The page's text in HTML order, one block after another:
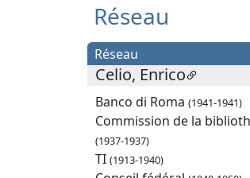
Réseau
Réseau
Celio, Enrico
Banco di Roma (1941-1941)
Commission de la
(1937-1937)
TI (1913-1940)